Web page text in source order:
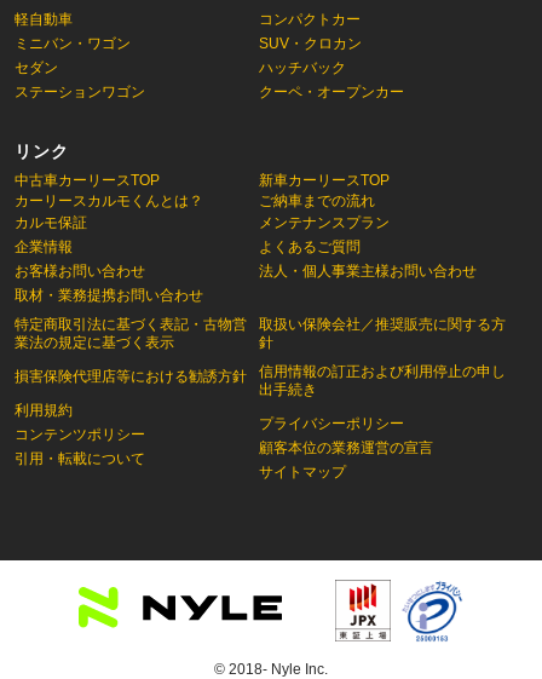
軽自動車
コンパクトカー
ミニバン・ワゴン
SUV・クロカン
セダン
ハッチバック
ステーションワゴン
クーペ・オープンカー
リンク
中古車カーリースTOP
カーリースカルモくんとは？
新車カーリースTOP
ご納車までの流れ
カルモ保証
企業情報
お客様お問い合わせ
取材・業務提携お問い合わせ
特定商取引法に基づく表記・古物営
業法の規定に基づく表示
損害保険代理店等における勧誘方針
利用規約
コンテンツポリシー
引用・転載について
メンテナンスプラン
よくあるご質問
法人・個人事業主様お問い合わせ
取扱い保険会社／推奨販売に関する方
針
信用情報の訂正および利用停止の申し
出手続き
プライバシーポリシー
顧客本位の業務運営の宣言
サイトマップ
© 2018- Nyle Inc.